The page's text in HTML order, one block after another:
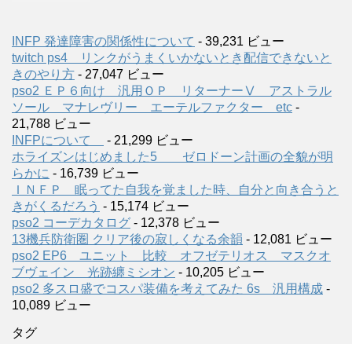
INFP 発達障害の関係性について - 39,231 ビュー
twitch ps4 リンクがうまくいかないとき配信できないと
きのやり方 - 27,047 ビュー
pso2 ＥＰ６向け 汎用ＯＰ リターナーⅤ アストラル
ソール マナレヴリー エーテルファクター etc -
21,788 ビュー
INFPについて
- 21,299 ビュー
ホライズンはじめました5 ゼロドーン計画の全貌が明
らかに - 16,739 ビュー
ＩＮＦＰ 眠ってた自我を覚ました時、自分と向き合うと
きがくるだろう - 15,174 ビュー
pso2 コーデカタログ - 12,378 ビュー
13機兵防衛圏 クリア後の寂しくなる余韻 - 12,081 ビュー
pso2 EP6 ユニット 比較 オフゼテリオス マスクオ
ブヴェイン 光跡纏ミシオン - 10,205 ビュー
pso2 多スロ盛でコスパ装備を考えてみた 6s 汎用構成 -
10,089 ビュー
タグ